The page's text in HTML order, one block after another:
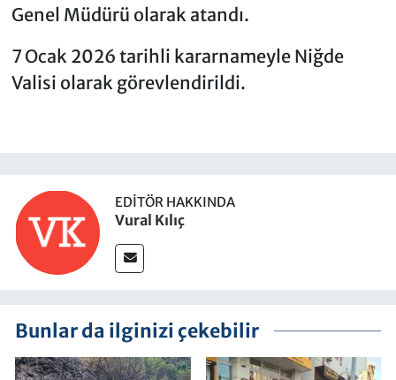
Genel Müdürü olarak atandı.
7 Ocak 2026 tarihli kararnameyle Niğde
Valisi olarak görevlendirildi.
EDITÖR HAKKINDA
Vural Kılıç
Bunlar da ilginizi çekebilir